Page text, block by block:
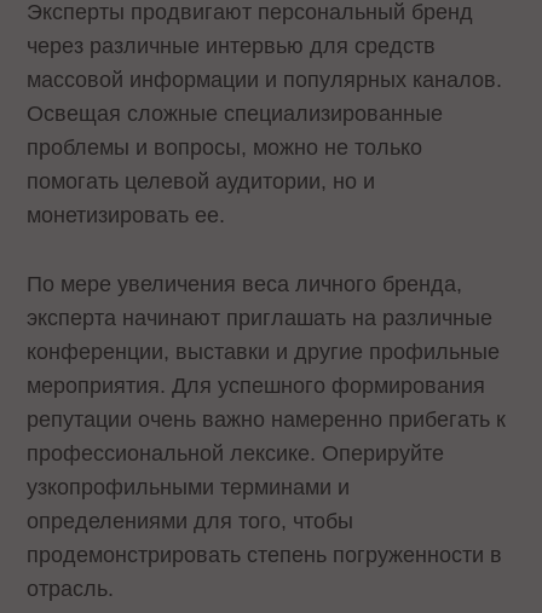
Эксперты продвигают персональный бренд
через различные интервью для средств
массовой информации и популярных каналов.
Освещая сложные специализированные
проблемы и вопросы, можно не только
помогать целевой аудитории, но и
монетизировать ее.
По мере увеличения веса личного бренда,
эксперта начинают приглашать на различные
конференции, выставки и другие профильные
мероприятия. Для успешного формирования
репутации очень важно намеренно прибегать к
профессиональной лексике. Оперируйте
узкопрофильными терминами и
определениями для того, чтобы
продемонстрировать степень погруженности в
отрасль.